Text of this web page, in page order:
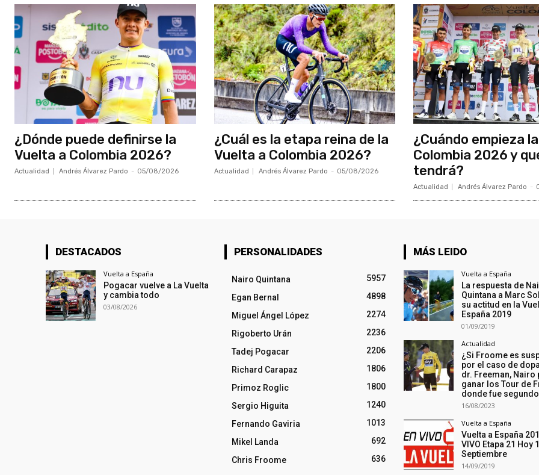
¿Dónde puede definirse la
Vuelta a Colombia 2026?
Actualidad Andrés Álvarez Pardo - 05/08/2026
¿Cuál es la etapa reina de la
Vuelta a Colombia 2026?
Actualidad Andrés Álvarez Pardo - 05/08/2026
¿Cuándo empieza
Colombia 2026 y
tendrá?
Actualidad Andrés Álvarez Pardo -
DESTACADOS
Vuelta a España
Pogacar vuelve a La Vuelta
y cambia todo
03/08/2026
PERSONALIDADES
Nairo Quintana
5957
Egan Bernal
4898
Miguel Ángel López
2274
Rigoberto Urán
2236
Tadej Pogacar
2206
Richard Carapaz
1806
Primoz Roglic
1800
Sergio Higuita
1240
Fernando Gaviria
1013
Mikel Landa
692
Chris Froome
636
MÁS LEIDO
Vuelta a España
La respuesta de
Quintana a Marc
su actitud en la
España 2019
01/09/2019
Actualidad
¿Si Froome es
por el caso de
dr. Freeman, Nairo
ganar los Tour de
donde fue
16/08/2023
Vuelta a España
Vuelta a España
VIVO Etapa 21 Hoy
Septiembre
14/09/2019